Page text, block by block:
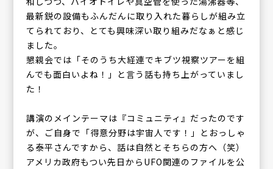
最新鋭の設備もふんだんに取り入れた暮らしが組み立
てられており、とても興味深い取り組みだなぁと感じ
ました。
懇親会では「そのうち大経連でキブツ視察ツアーを組
んでも面白いよね！」と言う話も持ち上がっていまし
た！
講演のメインテーマは『コミュニティ』だったのです
が、ご自身で「得意分野は宇宙人です！」とおっしゃ
る泰平さんですから、話は自然とそちらの方へ（笑）
アメリカ政府もつい先日からUFO関連のファイルを公